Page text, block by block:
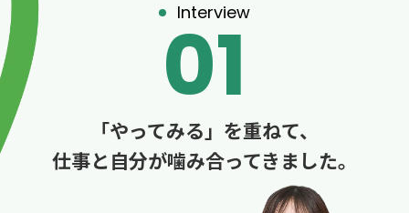
Interview
01
「やってみる」を重ねて、
仕事と自分が噛み合ってきました。